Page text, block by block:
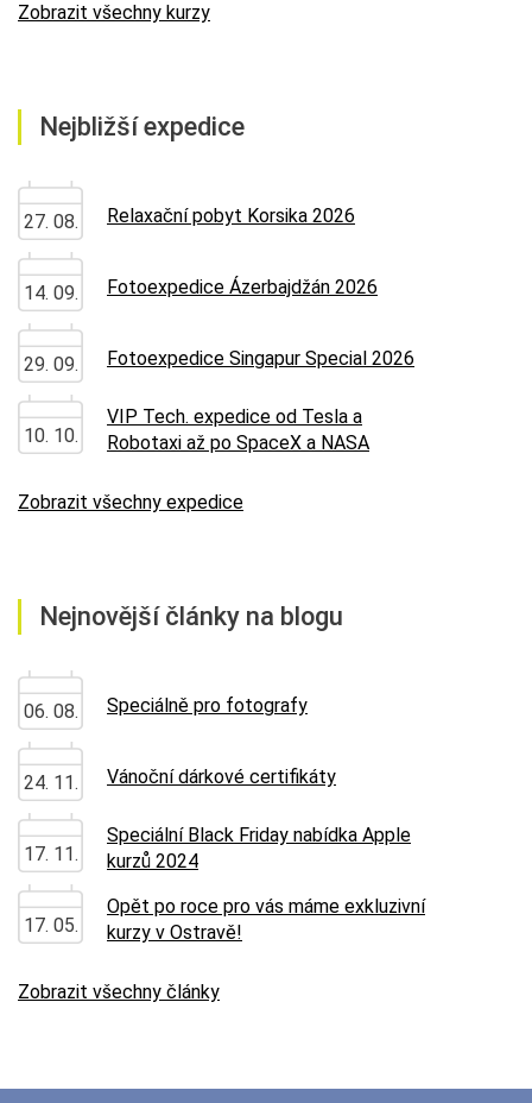
Zobrazit všechny kurzy
Nejbližší expedice
27. 08. Relaxační pobyt Korsika 2026
14. 09. Fotoexpedice Ázerbajdžán 2026
29. 09. Fotoexpedice Singapur Special 2026
10. 10.
VIP Tech. expedice od Tesla a
Robotaxi až po SpaceX a NASA
Zobrazit všechny expedice
Nejnovější články na blogu
06. 08. Speciálně pro fotografy
24. 11. Vánoční dárkové certifikáty
17. 11.
Speciální Black Friday nabídka Apple
kurzů 2024
17. 05.
Opět po roce pro vás máme exkluzivní
kurzy v Ostravě!
Zobrazit všechny články